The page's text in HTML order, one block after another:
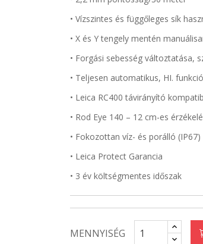
• Vízszintes és függőleges sík
• X és Y tengely mentén
• Forgási sebesség változtatása,
• Teljesen automatikus, HI.
• Leica RC400 távirányító
• Rod Eye 140 – 12 cm-es
• Fokozottan víz- és porálló (IP67)
• Leica Protect Garancia
• 3 év költségmentes időszak
MENNYISÉG